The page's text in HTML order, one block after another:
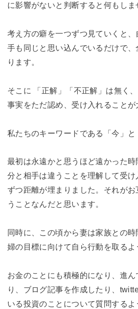
に影響がないと判断すると何もしま
考え方の癖を一つずつ見ていくと
手も同じと思い込んでいるだけで
ります。
そこに 「正解」「不正解」は無く
事実をただ認め、受け入れることが
私たちのキーワードである「今」と
最初は永遠かと思うほど遠かった
分と相手は違うことを理解して受
ずつ距離が埋まりました。それが
うことなんだと思います。
同時に、この頃から妻は家族との
婦の目標に向けて自ら行動を取るよ
お金のことにも積極的になり、進ん
り、ブログ記事を作成したり、
いる投資のことについて質問するよ